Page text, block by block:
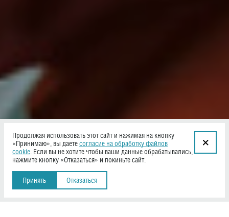
Продолжая использовать этот сайт и нажимая на кнопку
«Принимаю», вы даетесогласие на обработку файлов
cookie . Если вы не хотите чтобы ваши данные обрабатывались,
нажмите кнопку «Отказаться» и покиньте сайт.
Принять Отказаться